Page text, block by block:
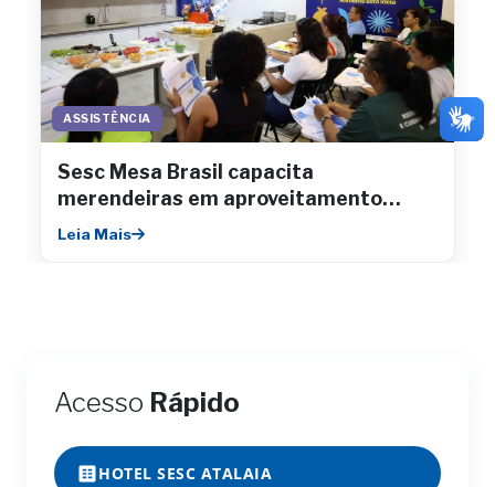
ASSISTÊNCIA
Sesc Mesa Brasil capacita
merendeiras em aproveitamento
integral de alimentos
Leia Mais
Acesso Rápido
HOTEL SESC ATALAIA